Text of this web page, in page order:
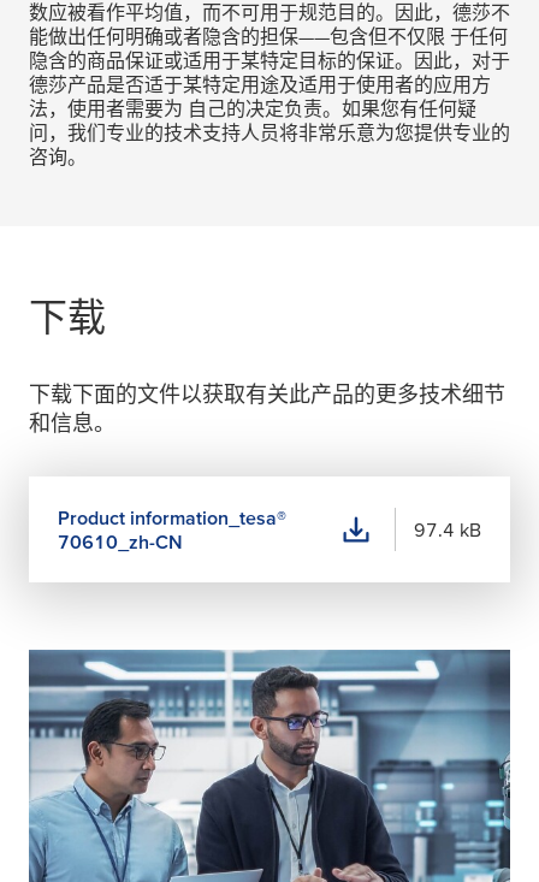
数应被看作平均值，而不可用于规范目的。因此，德莎不
能做出任何明确或者隐含的担保——包含但不仅限 于任何
隐含的商品保证或适用于某特定目标的保证。因此，对于
德莎产品是否适于某特定用途及适用于使用者的应用方
法，使用者需要为 自己的决定负责。如果您有任何疑
问，我们专业的技术支持人员将非常乐意为您提供专业的
咨询。
下载
下载下面的文件以获取有关此产品的更多技术细节
和信息。
Product information_ tesa®
70610_zh-CN
97.4 kB